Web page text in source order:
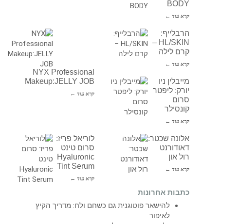
BODY
קרא עוד ←
NYX Professional
Makeup:JELLY JOB
קרא עוד ←
הרבלייף:
HL/SKIN –
קרם לילה
קרא עוד ←
מייבלין ניו
יורק: ליפטר
סרום
קונסילר
קרא עוד ←
לוריאל פריז:
סרום טינט
Hyaluronic
Tint Serum
קרא עוד ←
אלונה שכטר:
דאודורנט
רול און
קרא עוד ←
כתבות אחרונות
להישאר פוטוגנית גם כשחם ולח: מדריך הקיץ
לאיפור